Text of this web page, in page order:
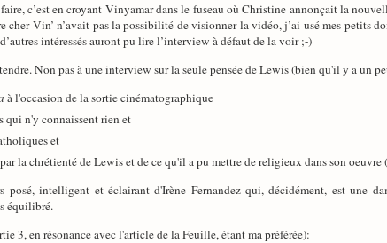
c’est en croyant Vinyamar dans le fuseau où Christine annonçait la
cher Vin’ n’avait pas la possibilité de visionner la vidéo, j’ai usé mes petits
intéressés auront pu lire l’interview à défaut de la voir ;-)
Non pas à une interview sur la seule pensée de Lewis (bien qu'il y a un
à l'occasion de la sortie cinématographique
qui n'y connaissent rien et
et
la chrétienté de Lewis et de ce qu'il a pu mettre de religieux dans son
posé, intelligent et éclairant d'Irène Fernandez qui, décidément, est une
équilibré.
3, en résonance avec l'article de la Feuille, étant ma préférée):